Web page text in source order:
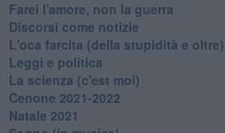
Farei l'amore, non la guerra
Discorsi come notizie
L'oca farcita (della stupidità e oltre)
Leggi e politica
La scienza (c'est moi)
Cenone 2021-2022
Natale 2021